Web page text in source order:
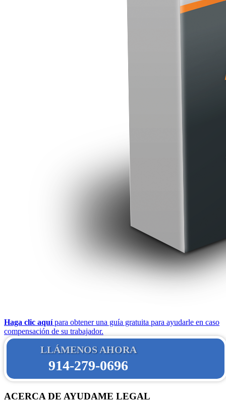
Haga clic aquípara obtener una guía gratuita para ayudarle en caso
compensación de su trabajador.
LLÁMENOS AHORA
914-279-0696
ACERCA DE AYUDAME LEGAL